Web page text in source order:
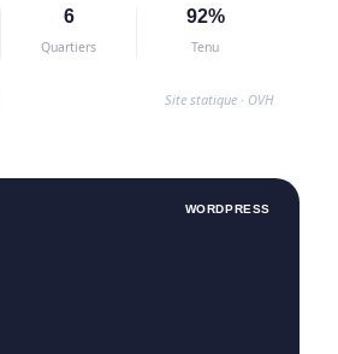
6
Quartiers
92%
Tenu
Site statique · OVH
WORDPRESS